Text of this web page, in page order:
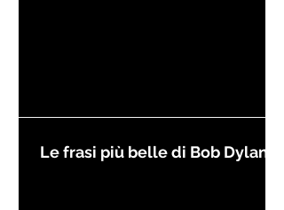
Le frasi più belle di Bob Dylan